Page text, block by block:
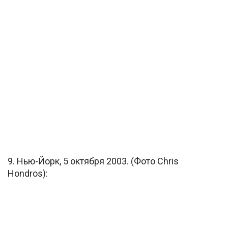
9. Нью-Йорк, 5 октября 2003. (Фото Chris
Hondros):